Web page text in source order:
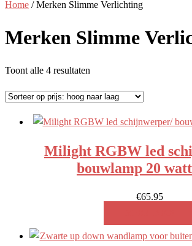
Home / Merken Slimme Verlichting
Merken Slimme
Toont alle 4 resultaten
prijs:
hoog
laag
Milight RGBW led
bouwlamp 20
€65.95